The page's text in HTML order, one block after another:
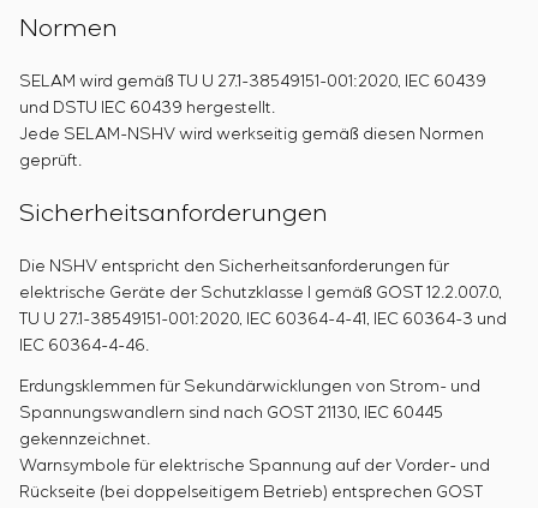
Normen
SELAM wird gemäß TU U 27.1-38549151-001:2020, IEC 60439
und DSTU IEC 60439 hergestellt.
Jede SELAM-NSHV wird werkseitig gemäß diesen Normen
geprüft.
Sicherheitsanforderungen
Die NSHV entspricht den Sicherheitsanforderungen für
elektrische Geräte der Schutzklasse I gemäß GOST 12.2.007.0,
TU U 27.1-38549151-001:2020, IEC 60364-4-41, IEC 60364-3 und
IEC 60364-4-46.
Erdungsklemmen für Sekundärwicklungen von Strom- und
Spannungswandlern sind nach GOST 21130, IEC 60445
gekennzeichnet.
Warnsymbole für elektrische Spannung auf der Vorder- und
Rückseite (bei doppelseitigem Betrieb) entsprechen GOST